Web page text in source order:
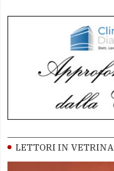
LETTORI IN VETRINA